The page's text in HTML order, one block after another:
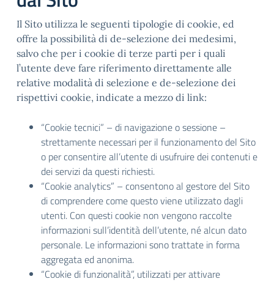
Il Sito utilizza le seguenti tipologie di cookie, ed
offre la possibilità di de-selezione dei medesimi,
salvo che per i cookie di terze parti per i quali
l’utente deve fare riferimento direttamente alle
relative modalità di selezione e de-selezione dei
rispettivi cookie, indicate a mezzo di link:
“Cookie tecnici” – di navigazione o sessione –
strettamente necessari per il funzionamento del Sito
o per consentire all’utente di usufruire dei contenuti e
dei servizi da questi richiesti.
“Cookie analytics” – consentono al gestore del Sito
di comprendere come questo viene utilizzato dagli
utenti. Con questi cookie non vengono raccolte
informazioni sull’identità dell’utente, né alcun dato
personale. Le informazioni sono trattate in forma
aggregata ed anonima.
“Cookie di funzionalità”, utilizzati per attivare